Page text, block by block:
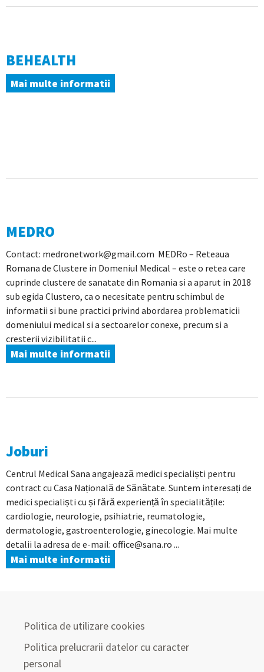
BEHEALTH
Mai multe informatii
MEDRO
Contact: medronetwork@gmail.com MEDRo – Reteaua
Romana de Clustere in Domeniul Medical – este o retea care
cuprinde clustere de sanatate din Romania si a aparut in 2018
sub egida Clustero, ca o necesitate pentru schimbul de
informatii si bune practici privind abordarea problematicii
domeniului medical si a sectoarelor conexe, precum si a
cresterii vizibilitatii c...
Mai multe informatii
Joburi
Centrul Medical Sana angajează medici specialiști pentru
contract cu Casa Națională de Sănătate. Suntem interesați de
medici specialiști cu și fără experiență în specialitățile:
cardiologie, neurologie, psihiatrie, reumatologie,
dermatologie, gastroenterologie, ginecologie. Mai multe
detalii la adresa de e-mail: office@sana.ro ...
Mai multe informatii
Politica de utilizare cookies
Politica prelucrarii datelor cu caracter
personal